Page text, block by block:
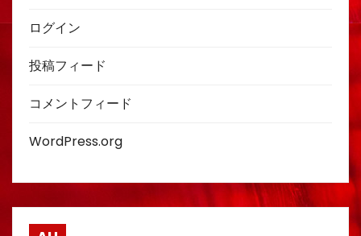
ログイン
投稿フィード
コメントフィード
WordPress.org